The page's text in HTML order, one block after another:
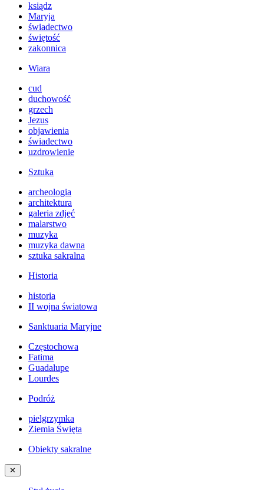
ksiądz
Maryja
świadectwo
świętość
zakonnica
Wiara
cud
duchowość
grzech
Jezus
objawienia
świadectwo
uzdrowienie
Sztuka
archeologia
architektura
galeria zdjęć
malarstwo
muzyka
muzyka dawna
sztuka sakralna
Historia
historia
II wojna światowa
Sanktuaria Maryjne
Częstochowa
Fatima
Guadalupe
Lourdes
Podróż
pielgrzymka
Ziemia Święta
Obiekty sakralne
✕